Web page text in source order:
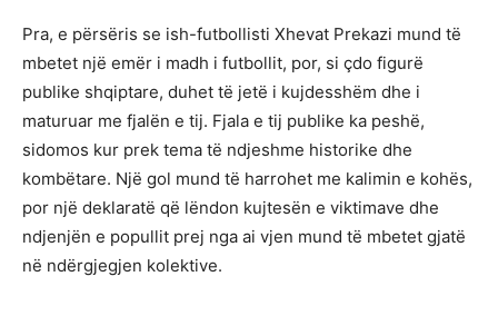
Pra, e përsëris se ish-futbollisti Xhevat Prekazi mund të
mbetet një emër i madh i futbollit, por, si çdo figurë
publike shqiptare, duhet të jetë i kujdesshëm dhe i
maturuar me fjalën e tij. Fjala e tij publike ka peshë,
sidomos kur prek tema të ndjeshme historike dhe
kombëtare. Një gol mund të harrohet me kalimin e kohës,
por një deklaratë që lëndon kujtesën e viktimave dhe
ndjenjën e popullit prej nga ai vjen mund të mbetet gjatë
në ndërgjegjen kolektive.